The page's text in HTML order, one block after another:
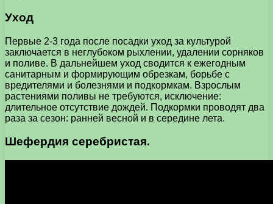
Уход
Первые 2-3 года после посадки уход за культурой
заключается в неглубоком рыхлении, удалении сорняков
и поливе. В дальнейшем уход сводится к ежегодным
санитарным и формирующим обрезкам, борьбе с
вредителями и болезнями и подкормкам. Взрослым
растениями поливы не требуются, исключение:
длительное отсутствие дождей. Подкормки проводят два
раза за сезон: ранней весной и в середине лета.
Шефердия серебристая.